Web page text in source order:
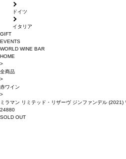
ドイツ
イタリア
GIFT
EVENTS
WORLD WINE BAR
HOME
>
全商品
>
赤ワイン
>
ミラマン リミテッド・リザーヴ ジンファンデル (2021)
24880
SOLD OUT